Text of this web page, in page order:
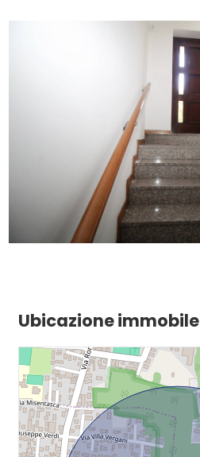
Aria Condizionata
Ubicazione immobile